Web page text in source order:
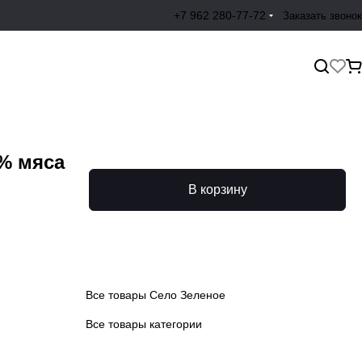
+7 962 280-77-72 Заказать звонок
мяса
В корзину
Все товары Село Зеленое
Все товары категории